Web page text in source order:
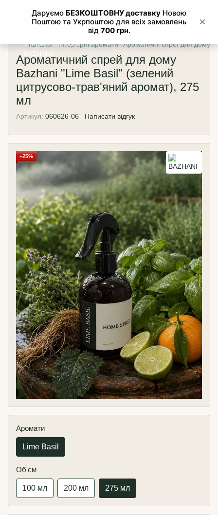
Каталог Інтер'єрні аромати Ароматичні спреї для дому
Ароматичний спрей для дому
Bazhani "Lime Basil" (зелений
цитрусово-трав'яний аромат), 275
мл
Артикул: 060626-06 Написати відгук
−25%
Аромати
Lime Basil
Об'єм
100 мл 200 мл 275 мл